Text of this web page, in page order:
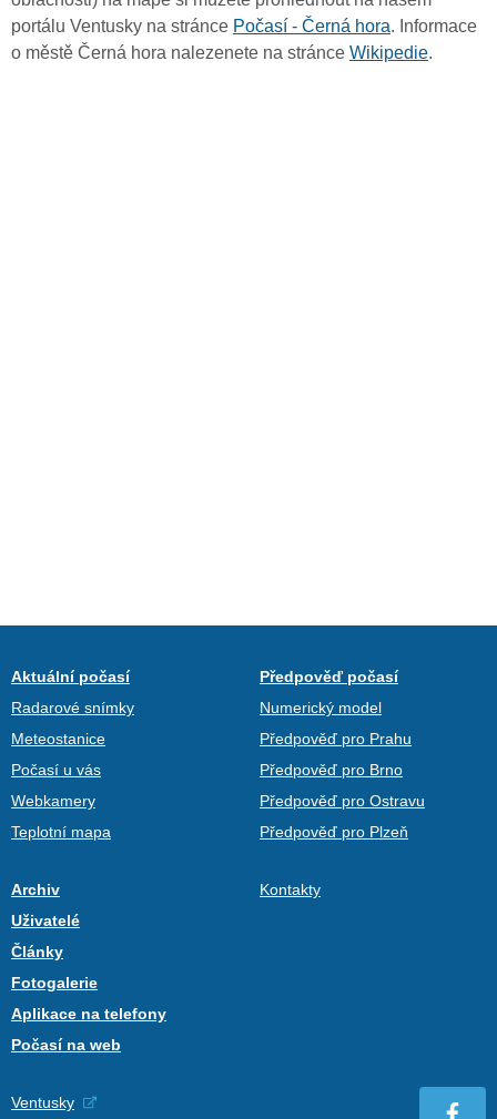
portálu Ventusky na stránce Počasí - Černá hora. Informace
o městě Černá hora nalezenete na stránce Wikipedie.
Aktuální počasí
Radarové snímky
Meteostanice
Počasí u vás
Webkamery
Teplotní mapa
Předpověď počasí
Numerický model
Předpověď pro Prahu
Předpověď pro Brno
Předpověď pro Ostravu
Předpověď pro Plzeň
Archiv
Uživatelé
Články
Fotogalerie
Aplikace na telefony
Počasí na web
Kontakty
Ventusky